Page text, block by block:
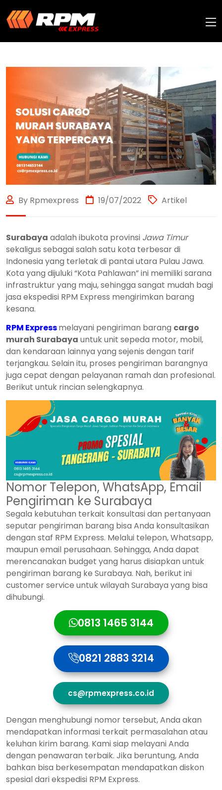
By Rpmexpress 19/07/2022 Artikel
Surabaya adalah ibukota provinsi Jawa Timur
sekaligus sebagai salah satu kota terbesar di
Indonesia yang terletak di pantai utara Pulau Jawa.
Kota yang dijuluki “Kota Pahlawan” ini memiliki sarana
infrastruktur yang maju, sehingga sangat mudah bagi
jasa ekspedisi RPM Express mengirimkan barang
kesana.
RPM Expressmelayani pengiriman barang cargo
murah Surabaya untuk unit sepeda motor, mobil,
dan kendaraan lainnya yang sejenis dengan tarif
terjangkau. Selain itu, proses pengiriman barangnya
juga cepat dengan pelayanan ramah dan profesional.
Berikut untuk rincian selengkapnya.
Nomor Telepon, WhatsApp, Email
Pengiriman ke Surabaya
Segala kebutuhan terkait konsultasi dan pertanyaan
seputar pengiriman barang bisa Anda konsultasikan
dengan staf RPM Express. Melalui telepon, Whatsapp,
maupun email perusahaan. Sehingga, Anda dapat
merencanakan budget yang harus disiapkan untuk
pengiriman barang ke Surabaya. Nah, berikut ini
customer service untuk wilayah Surabaya yang bisa
dihubungi.
0813 1465 3144
0821 2883 3214
cs@rpmexpress.co.id
Dengan menghubungi nomor tersebut, Anda akan
mendapatkan informasi terkait permasalahan atau
keluhan kirim barang. Kami siap melayani Anda
dengan penawaran terbaik. Jika beruntung, Anda
bahkan bisa berkesempatan mendapatkan diskon
spesial dari ekspedisi RPM Express.